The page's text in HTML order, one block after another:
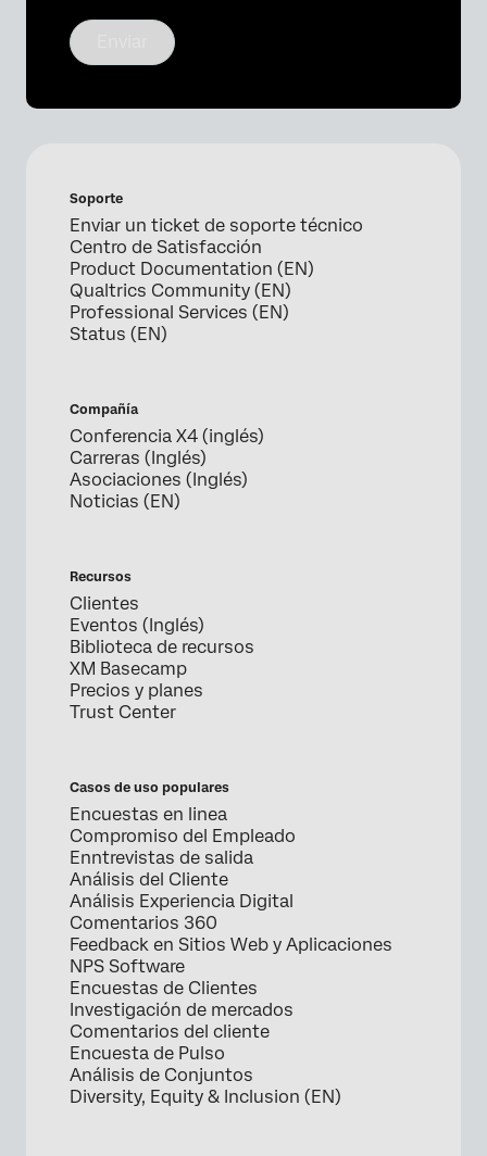
Soporte
Enviar un ticket de soporte técnico
Centro de Satisfacción
Product Documentation (EN)
Qualtrics Community (EN)
Professional Services (EN)
Status (EN)
Compañía
Conferencia X4 (inglés)
Carreras (Inglés)
Asociaciones (Inglés)
Noticias (EN)
Recursos
Clientes
Eventos (Inglés)
Biblioteca de recursos
XM Basecamp
Precios y planes
Trust Center
Casos de uso populares
Encuestas en linea
Compromiso del Empleado
Enntrevistas de salida
Análisis del Cliente
Análisis Experiencia Digital
Comentarios 360
Feedback en Sitios Web y Aplicaciones
NPS Software
Encuestas de Clientes
Investigación de mercados
Comentarios del cliente
Encuesta de Pulso
Análisis de Conjuntos
Diversity, Equity & Inclusion (EN)